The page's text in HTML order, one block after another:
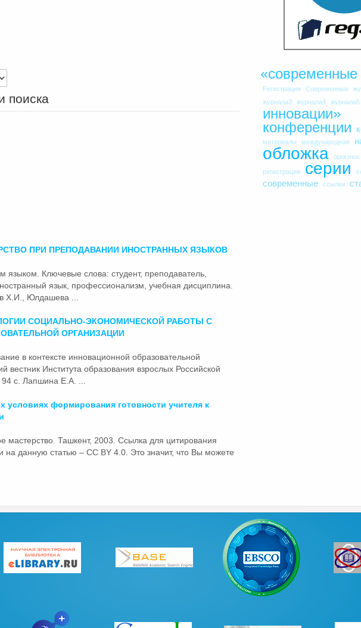
поиска
ПРИ ПРЕПОДАВАНИИ ИНОСТРАННЫХ ЯЗЫКОВ
языком. Ключевые слова: студент, преподаватель,
язык, профессионализм, учебная дисциплина.
Х.И., Юлдашева ...
СОЦИАЛЬНО-ЭКОНОМИЧЕСКОЙ РАБОТЫ С
ОРГАНИЗАЦИИ
в контексте инновационной образовательной
вестник Института образования взрослых Российской
с. Лапшина Е.А. ...
условиях формирования готовности учителя к
мастерство. Ташкент, 2003. Ссылка для цитирования
данную статью – CC BY 4.0. Это значит, что Вы можете
«современные
Регистрация
Современные
журнала3
журнала4 журнала5
инновации»
конференции
материалы международная
обложка оргвзнос
регистрация серии
современные ссылки